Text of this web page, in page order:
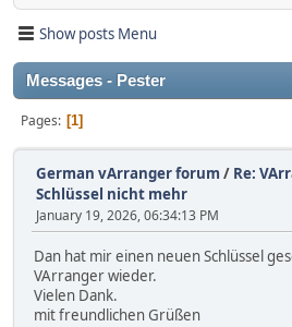
Show posts Menu
Messages - Pester
Pages 1
German vArranger forum / Re:
Schlüssel nicht mehr
January 19, 2026, 06:34:13 PM
Dan hat mir einen neuen Schlüssel
VArranger wieder.
Vielen Dank.
mit freundlichen Grüßen